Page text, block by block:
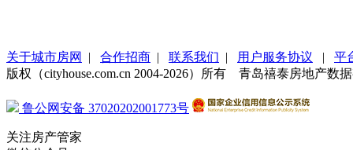
关于城市房网 | 合作招商 | 联系我们 | 用户服务协议 | 平
版权（cityhouse.com.cn 2004-2026）所有 青岛禧泰房地产
鲁公网安备 37020202001773号
关注房产管家